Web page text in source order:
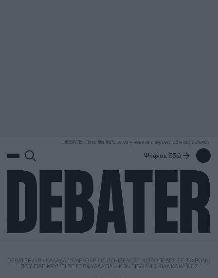
DEBATE: Πότε θα θέλατε να γίνουν οι επόμενες εθνικές εκλογές;
Ψήφισε Εδώ
DEBATER.GR / ΕΛΛΑΔΑ/ “ΕΛΕΥΘΈΡΙΟΣ ΒΕΝΙΖΈΛΟΣ”: ΧΕΙΡΟΠΈΔΕΣ ΣΕ 35ΧΡΟΝΟ
ΠΟΥ ΕΊΧΕ ΚΡΎΨΕΙ ΣΕ ΕΞΏΦΥΛΛΑ ΠΑΙΔΙΚΏΝ ΒΙΒΛΊΩΝ 3 ΚΙΛΆ ΚΟΚΑΪ́ΝΗΣ